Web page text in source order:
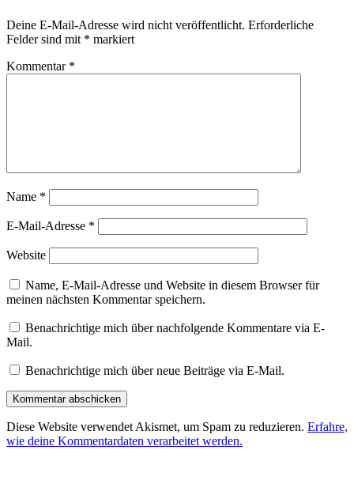
Deine E-Mail-Adresse wird nicht veröffentlicht. Erforderliche
Felder sind mit * markiert
Kommentar *
Name *
E-Mail-Adresse *
Website
Name, E-Mail-Adresse und Website in diesem Browser für
meinen nächsten Kommentar speichern.
Benachrichtige mich über nachfolgende Kommentare via E-
Mail.
Benachrichtige mich über neue Beiträge via E-Mail.
Diese Website verwendet Akismet, um Spam zu reduzieren. Erfahre,
wie deine Kommentardaten verarbeitet werden.